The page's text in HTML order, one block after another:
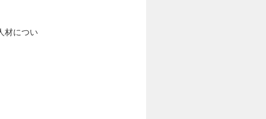
材につい